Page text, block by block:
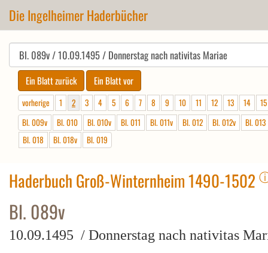
Die Ingelheimer Haderbücher
vorherige 1 2 3 4 5 6 7 8 9 10 11 12 13 14
15
Bl. 009v
Bl. 010 Bl. 010v Bl. 011 Bl. 011v Bl. 012 Bl. 012v
Bl. 013
Bl. 018
Bl. 018v Bl. 019
Haderbuch Groß-Winternheim 1490-1502
Bl. 089v
10.09.1495 / Donnerstag nach nativitas